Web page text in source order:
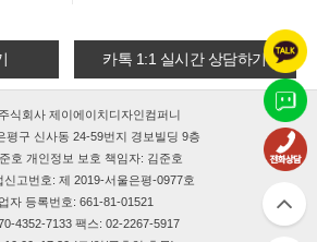
카톡 1:1 실시간 상담하기
식회사 제이에이치디자인컴퍼니
평구 신사동 24-59번지 경보빌딩 9층
호 개인정보 보호 책임자: 김준호
신고번호: 제 2019-서울은평-0977호
자 등록번호: 661-81-01521
4352-7133 팩스: 02-2267-5917